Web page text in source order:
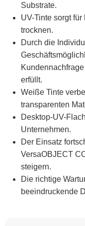
Substrate.
UV-Tinte sorgt
trocknen.
Durch die
erfüllt.
Weiße Tinte
transparenten
Desktop-UV-
Unternehmen.
Der Einsatz
VersaOBJECT
steigern.
Die richtige
beeindruckende